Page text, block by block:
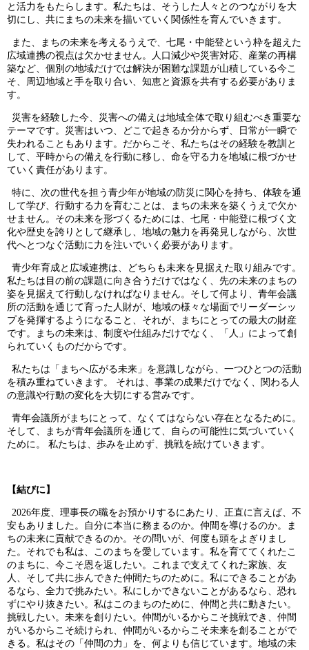
と活力をもたらします。私たちは、そうした人々とのつながりを大
切にし、共にまちの未来を描いていく関係性を育んでいきます。
また、まちの未来を考えるうえで、 七尾・中能登という枠を超えた
広域連携の視点は欠かせません。人口減少や災害対応、産業の再構
築など、個別の地域だけでは解決が困難な課題が山積している今こ
そ、周辺地域と手を取り合い、知恵と資源を共有する必要がありま
す。
災害を経験した今、災害への備えは地域全体で取り組むべき重要な
テーマです。災害はいつ、どこで起きるか分からず、日常が一瞬で
失われることもあります。だからこそ、私たちはその経験を教訓と
して、平時からの備えを行動に移し、命を守る力を地域に根づかせ
ていく責任があります。
特に、次の世代を担う青少年が地域の防災に関心を持ち、体験を通
して学び、行動する力を育むことは、まちの未来を築くうえで欠か
せません。その未来を形づくるためには、七尾・中能登に根づく文
化や歴史を誇りとして継承し、地域の魅力を再発見しながら、次世
代へとつなぐ活動に力を注いでいく必要があります。
青少年育成と広域連携は、どちらも未来を見据えた取り組みです。
私たちは目の前の課題に向き合うだけではなく、先の未来のまちの
姿を見据えて行動しなければなりません。そして何より、青年会議
所の活動を通じて育った人財が、地域の様々な場面でリーダーシッ
プを発揮するようになること、それが、まちにとっての最大の財産
です。まちの未来は、制度や仕組みだけでなく、「人」によって創
られていくものだからです。
私たちは「まちへ広がる未来」を意識しながら、一つひとつの活動
を積み重ねていきます。 それは、事業の成果だけでなく、関わる人
の意識や行動の変化を大切にする営みです。
青年会議所がまちにとって、なくてはならない存在となるために。
そして、まちが青年会議所を通じて、自らの可能性に気づいていく
ために。 私たちは、歩みを止めず、挑戦を続けていきます。
【結びに】
2026年度、理事長の職をお預かりするにあたり、正直に言えば、不
安もありました。自分に本当に務まるのか。仲間を導けるのか。ま
ちの未来に貢献できるのか。その問いが、何度も頭をよぎりまし
た。それでも私は、このまちを愛しています。私を育ててくれたこ
のまちに、今こそ恩を返したい。これまで支えてくれた家族、友
人、そして共に歩んできた仲間たちのために。私にできることがあ
るなら、全力で挑みたい。私にしかできないことがあるなら、恐れ
ずにやり抜きたい。私はこのまちのために、仲間と共に動きたい。
挑戦したい。未来を創りたい。仲間がいるからこそ挑戦でき、仲間
がいるからこそ続けられ、仲間がいるからこそ未来を創ることがで
きる。私はその「仲間の力」を、何よりも信じています。地域の未